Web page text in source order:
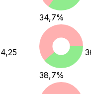
34,7%
4,25
38,7%